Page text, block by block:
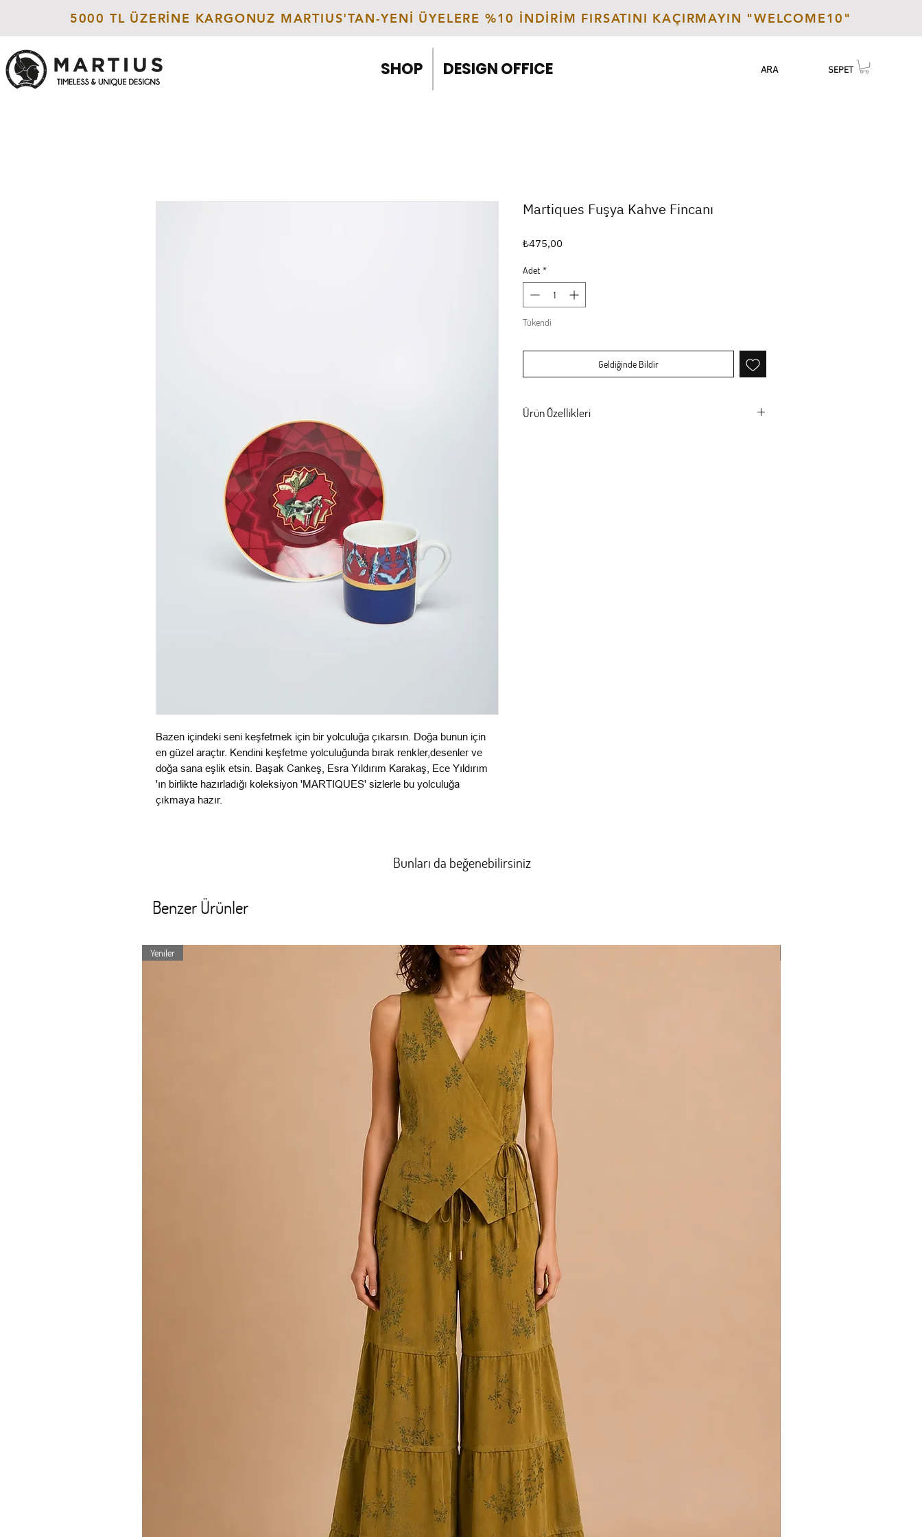
GİRİŞ - YENİ ÜYE TR | TL EN | USD
5000 TL ÜZERİNE KARGONUZ MARTIUS'TAN-YENİ ÜYELERE %10 İNDİRİM FIRSATINI KAÇIRMAYIN "WELCOME10"
SHOP DESIGN OFFICE ARA SEPET
Bazen içindeki seni keşfetmek için bir yolculuğa çıkarsın. Doğa bunun için
en güzel araçtır. Kendini keşfetme yolculuğunda bırak renkler,desenler ve
doğa sana eşlik etsin. Başak Cankeş, Esra Yıldırım Karakaş, Ece Yıldırım
'ın birlikte hazırladığı koleksiyon 'MARTIQUES' sizlerle bu yolculuğa
çıkmaya hazır.
Martiques Fuşya Kahve Fincanı
₺475,00
Adet *
Tükendi
Geldiğinde Bildir
Ürün Özellikleri
Bunları da beğenebilirsiniz
Benzer Ürünler
Yeniler